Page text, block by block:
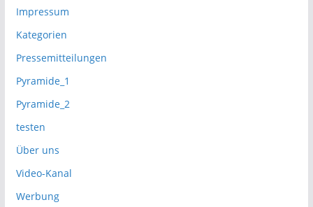
Impressum
Kategorien
Pressemitteilungen
Pyramide_1
Pyramide_2
testen
Über uns
Video-Kanal
Werbung